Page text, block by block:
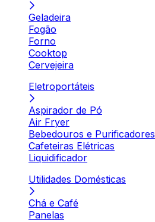
Geladeira
Fogão
Forno
Cooktop
Cervejeira
Eletroportáteis
Aspirador de Pó
Air Fryer
Bebedouros e Purificadores
Cafeteiras Elétricas
Liquidificador
Utilidades Domésticas
Chá e Café
Panelas